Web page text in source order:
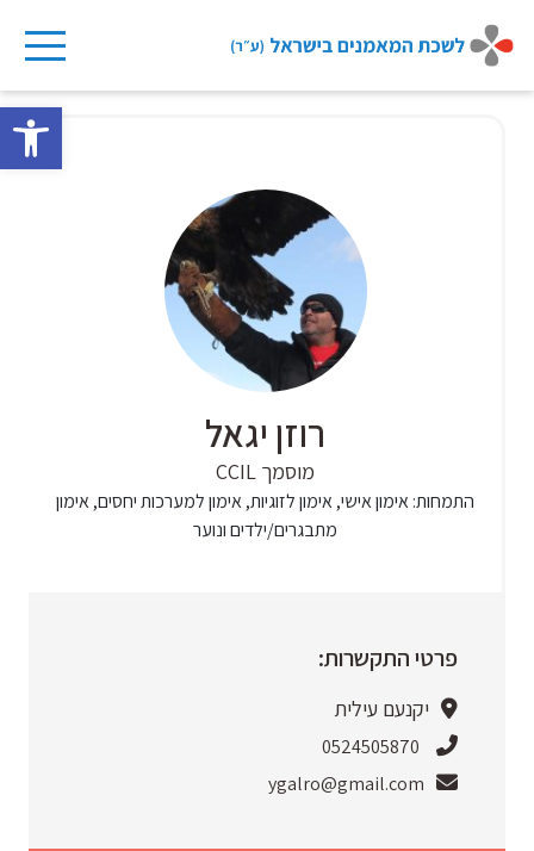
to
רוזן יגאל
מוסמך CCIL
התמחות:אימון אישי, אימון לזוגיות, אימון למערכות יחסים, אימון
מתבגרים/ילדים ונוער
פרטי התקשרות:
יקנעם עילית
0524505870
ygalro@gmail.com